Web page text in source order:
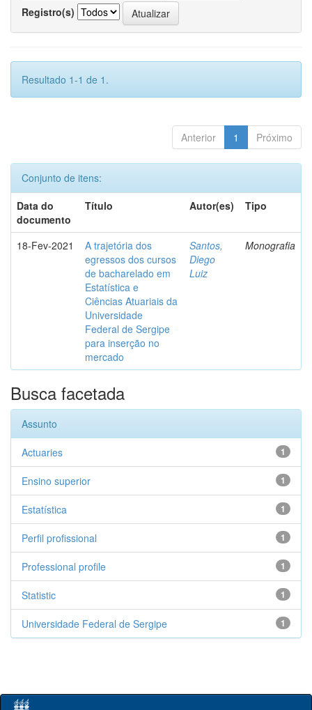
Registro(s)
Resultado 1-1 de 1.
Anterior 1 Próximo
Conjunto de itens:
Data do
documento
Título Autor(es) Tipo
18-Fev-2021
A trajetória dos
egressos dos cursos
de bacharelado em
Estatística e
Ciências Atuariais da
Universidade
Federal de Sergipe
para inserção no
mercado
Santos,
Diego
Luiz
Monografia
Busca facetada
Assunto
1
Actuaries
1
Ensino superior
1
Estatística
1
Perfil profissional
1
Professional profile
1
Statistic
1
Universidade Federal de Sergipe